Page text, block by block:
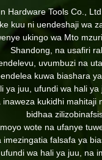
Hardware Tools Co.,
kuu ni uendeshaji wa
ukingo wa Mto
Shandong, na usafiri
uvumbuzi na
kuwa biashara
ya juu, ufundi wa hali
kukidhi mahitaji
bidhaa
wote na ufanye
imezingatia falsafa ya
wa hali ya juu, na